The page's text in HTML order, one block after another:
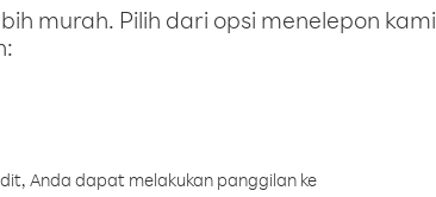
murah. Pilih dari opsi menelepon kami
Anda dapat melakukan panggilan ke